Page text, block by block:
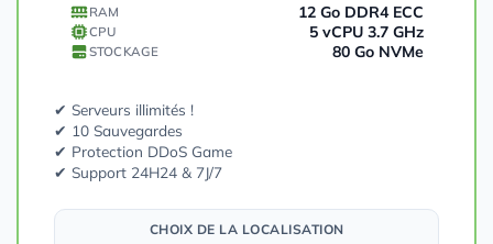
RAM 12 Go DDR4 ECC
CPU 5 vCPU 3.7 GHz
STOCKAGE 80 Go NVMe
✔ Serveurs illimités !
✔ 10 Sauvegardes
✔ Protection DDoS Game
✔ Support 24H24 & 7J/7
CHOIX DE LA LOCALISATION